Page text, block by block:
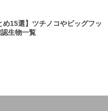
め15選】ツチノコやビッグフッ
認生物一覧